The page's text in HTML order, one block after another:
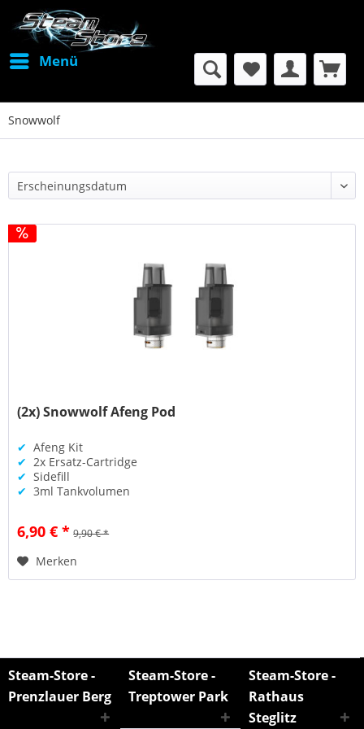
Menü
Snowwolf
(2x) Snowwolf Afeng Pod
✔ Afeng Kit
✔ 2x Ersatz-Cartridge
✔ Sidefill
✔ 3ml Tankvolumen
6,90 € * 9,90 € *
Merken
Steam-Store -
Prenzlauer Berg
Steam-Store -
Treptower Park
Steam-Store -
Rathaus
Steglitz